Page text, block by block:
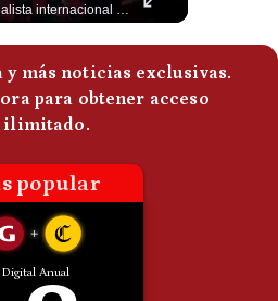
Guido Larson, analista internacional explica que la guerra no puede entenderse únicamente como un enfrentamiento entre Estados Unidos e Irán, sino también dentro de la competencia global entre Washington y Pekín. El analista sostiene que China mantiene su relación petrolera con Irán y que le interesa que Estados Unidos consuma recursos y pierda influencia. 🚀 ¿Quieres entender el mundo sin ruido? Únete a nuestra comunidad y forma parte del cambio. #GestiónNewsroomLive #NoticiasGlobales #AnálisisGeopolítico #EconomíaMundial #IA #Geopolítica #LatinosEnUSA #NoticiasEnEspañol 👉 Suscríbete y activa la campana para no perderte nuestro análisis diario. 🌎 Síguenos en nuestras redes sociales: 📌 Web oficial: https://gestion.pe/mundo/ 📌 LinkedIn: http://bit.ly/3HYIET0 📌 X (Twitter): http://bit.ly/4noZtX9 📌 TikTok: http://bit.ly/4evB6TO